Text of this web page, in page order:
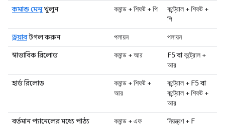
কমান্ড মেনুখুলুন কমান্ড +শিফট +পি কন্ট্রোল +শিফট +
পি
ড্রয়ারটগল করুন পলায়ন পলায়ন
স্বাভাবিক রিলোড কমান্ড +আর F5বাকন্ট্রোল +
আর
হার্ড রিলোড কমান্ড +শিফট +
আর
কন্ট্রোল + F5বা
কন্ট্রোল +শিফট +
আর
বর্তমান প্যানেলের মধ্যে পাঠ্য
কমান্ড +এফ নিয়ন্ত্রণ+ F